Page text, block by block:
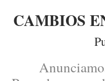
CAMBIOS
Anunciamos